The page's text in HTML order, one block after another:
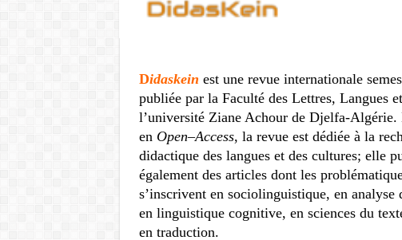
Didaskein est une revue internationale
publiée par la Faculté des Lettres, Langues
l’université Ziane Achour de Djelfa-Algérie.
en Open–Access, la revue est dédiée à la
didactique des langues et des cultures; elle
également des articles dont les
s’inscrivent en sociolinguistique, en analyse
en linguistique cognitive, en sciences du
en traduction.